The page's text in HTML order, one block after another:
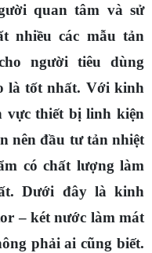
quan tâm và sử
nhiều các mẫu tản
người tiêu dùng
là tốt nhất. Với kinh
vực thiết bị linh kiện
nên đầu tư tản nhiệt
có chất lượng làm
Dưới đây là kinh
– két nước làm mát
phải ai cũng biết.